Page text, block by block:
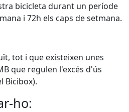
bicicleta durant un període
i 72h els caps de setmana.
tot i que existeixen unes
que regulen l'excés d'ús
Bicibox).
ho: